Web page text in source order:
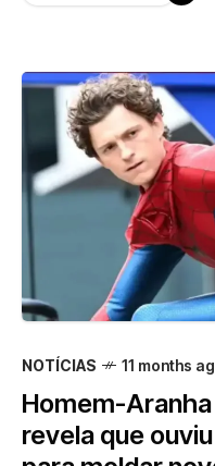
NOTÍCIAS 11 months
Homem-
revela que